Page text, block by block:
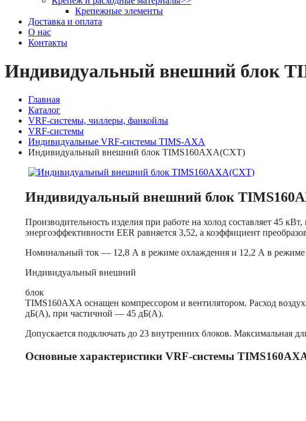
Крепежные элементы
Доставка и оплата
О нас
Контакты
Индивидуальный внешний блок
Главная
Каталог
VRF-системы, чиллеры, фанкойлы
VRF-системы
Индивидуальные VRF-системы TIMS-AXА
Индивидуальный внешний блок TIMS160AXA(СXT)
Индивидуальный внешний блок
Производительность изделия при работе на холод составляет 45
энергоэффективности EER равняется 3,52, а коэффициент
Номинальный ток — 12,8 А в режиме охлаждения и 12,2 А в
Индивидуальный внешний
блок
TIMS160AXA оснащен компрессором и вентилятором. Расход
дБ(А), при частичной — 45 дБ(А).
Допускается подключать до 23 внутренних блоков. Максимальная
Основные характеристики VRF-системы